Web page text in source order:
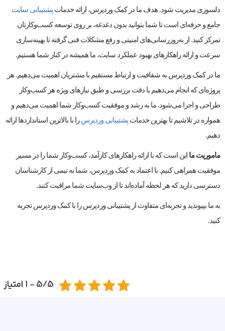
دلسوزی مدیریت شود. هدف ما در کمک وردپرس، ارائه خدمات پشتیبانی سایت
جامع و حرفه‌ای است تا شما بتوانید بدون دغدغه، بر روی توسعه کسب‌وکارتان
تمرکز کنید. از به‌روزرسانی‌های امنیتی و رفع مشکلات فنی گرفته تا بهینه‌سازی
سرعت و ارائه راهکارهای بهبود عملکرد سایت، ما همیشه در کنار شما هستیم.
ما در کمک وردپرس به شفافیت و ارتباط مستقیم با مشتریان اهمیت می‌دهیم. هر
پروژه‌ای که انجام می‌دهیم با دقت بررسی و طبق نیازهای ویژه هر کسب‌وکار
طراحی و اجرا می‌شود. ما به رشد و موفقیت کسب‌وکار شما اهمیت می‌دهیم و
همواره در تلاشیم تا بهترین خدمات پشتیبانی وردپرسرا با بالاترین استانداردها ارائه
دهیم.
ماموریت ما این است که با ارائه راهکارهای کارآمد، کسب‌وکار شما را در مسیر
موفقیت همراهی کنیم. با اعتماد به کمک وردپرس، شما به تیمی از کارشناسان
دسترسی دارید که هر لحظه آماده‌اند تا از وب‌سایت شما مراقبت کنند.
به ما بپیوندید و تجربه‌ای متفاوت از پشتیبانی وردپرس را با کمک وردپرس تجربه
کنید.
5/5 - 1 امتیاز